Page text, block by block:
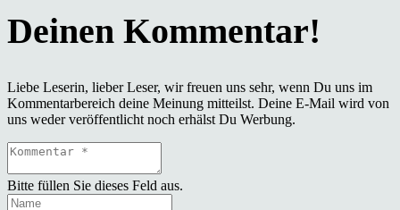
Liebe Leserin, lieber Leser, wir freuen uns sehr, wenn Du uns im
Kommentarbereich deine Meinung mitteilst. Deine E-Mail wird von
uns weder veröffentlicht noch erhälst Du Werbung.
Bitte füllen Sie dieses Feld aus.